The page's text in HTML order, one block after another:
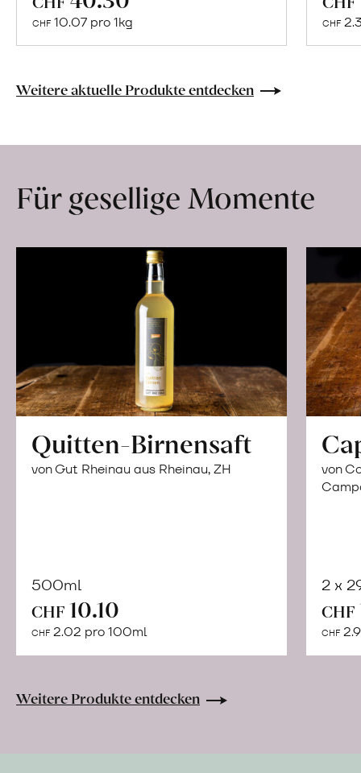
CHF 10.07 pro 1kg
Senf
erfahren
CHF
Weitere aktuelle Produkte entdecken
Für gesellige Momente
Quitten-Birnensaft
von Gut Rheinau aus Rheinau, ZH
500ml
CHF 10.10
CHF 2.02 pro 100ml
Warenkorb
von
2 x
CHF
CHF
Weitere Produkte entdecken